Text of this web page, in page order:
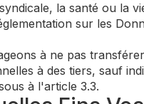
la santé ou la
sur les
à ne pas
à des tiers, sauf
à l'article 3.3.